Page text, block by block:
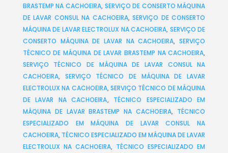
BRASTEMP NA CACHOEIRA, SERVIÇO DE CONSERTO MÁQUINA
DE LAVAR CONSUL NA CACHOEIRA,SERVIÇO DE CONSERTO
MÁQUINA DE LAVAR ELECTROLUX NA CACHOEIRA, SERVIÇO DE
CONSERTO MÁQUINA DE LAVAR NA CACHOEIRA,SERVIÇO
TÉCNICO DE MÁQUINA DE LAVAR BRASTEMP NA CACHOEIRA,
SERVIÇO TÉCNICO DE MÁQUINA DE LAVAR CONSUL NA
CACHOEIRA, SERVIÇO TÉCNICO DE MÁQUINA DE LAVAR
ELECTROLUX NA CACHOEIRA,SERVIÇO TÉCNICO DE MÁQUINA
DE LAVAR NA CACHOEIRA, TÉCNICO ESPECIALIZADO EM
MÁQUINA DE LAVAR BRASTEMP NA CACHOEIRA, TÉCNICO
ESPECIALIZADO EM MÁQUINA DE LAVAR CONSUL NA
CACHOEIRA, TÉCNICO ESPECIALIZADO EM MÁQUINA DE LAVAR
ELECTROLUX NA CACHOEIRA, TÉCNICO ESPECIALIZADO EM